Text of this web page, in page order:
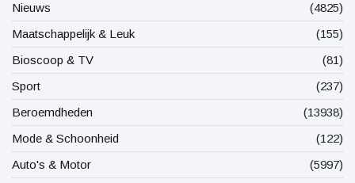
Nieuws
(4825)
Maatschappelijk & Leuk
(155)
Bioscoop & TV
(81)
Sport
(237)
Beroemdheden
(13938)
Mode & Schoonheid
(122)
Auto's & Motor
(5997)